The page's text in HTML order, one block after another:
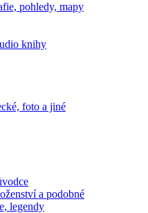
pohledy, mapy
knihy
foto a jiné
a podobné
legendy